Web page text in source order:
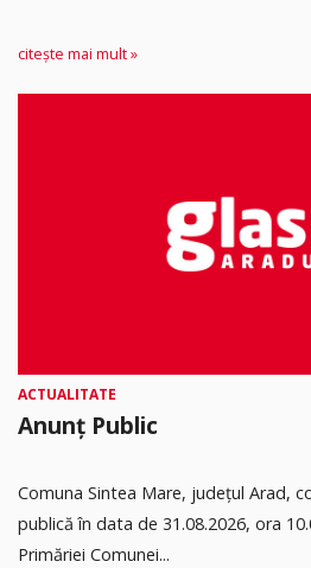
citește mai mult »
ACTUALITATE
Anunț Public
Comuna Sintea Mare, judeţul Arad,
publică în data de 31.08.2026, ora
Primăriei Comunei...